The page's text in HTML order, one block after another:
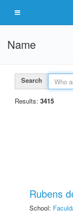
Name
Search
Results: 3415
Rubens
School: